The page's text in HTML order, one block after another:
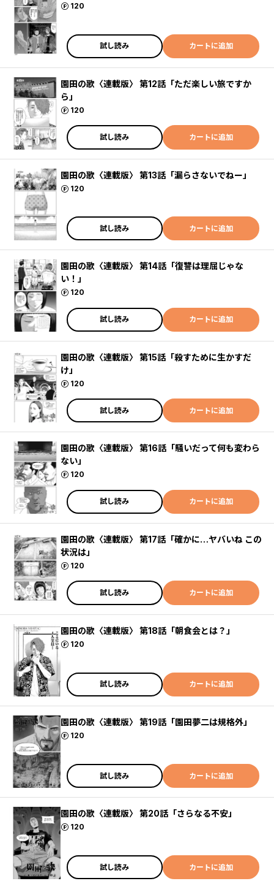
120
ポイント
試し読み カートに追加
園田の歌〈連載版〉 第12話「ただ楽しい旅ですか
ら」
120
ポイント
試し読み カートに追加
園田の歌〈連載版〉 第13話「漏らさないでねー」
120
ポイント
試し読み カートに追加
園田の歌〈連載版〉 第14話「復讐は理屈じゃな
い！」
120
ポイント
試し読み カートに追加
園田の歌〈連載版〉 第15話「殺すために生かすだ
け」
120
ポイント
試し読み カートに追加
園田の歌〈連載版〉 第16話「騒いだって何も変わら
ない」
120
ポイント
試し読み カートに追加
園田の歌〈連載版〉 第17話「確かに…ヤバいね この
状況は」
120
ポイント
試し読み カートに追加
園田の歌〈連載版〉 第18話「朝食会とは？」
120
ポイント
試し読み カートに追加
園田の歌〈連載版〉 第19話「園田夢二は規格外」
120
ポイント
試し読み カートに追加
園田の歌〈連載版〉 第20話「さらなる不安」
120
ポイント
試し読み カートに追加